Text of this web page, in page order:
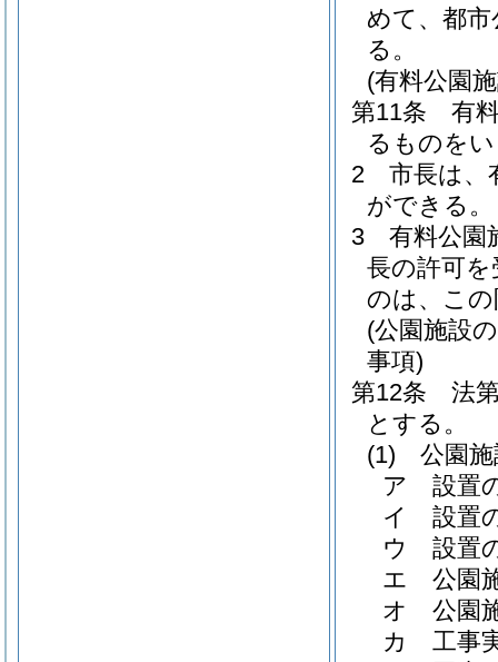
めて、都
る。
(有料公園
第11条
有
るものを
2
市長は、
ができる。
3
有料公園
長の許可
のは、こ
(公園施設
事項)
第12条
法
とする。
(1)
公園
ア
設置
イ
設置
ウ
設置
エ
公園
オ
公園
カ
工事